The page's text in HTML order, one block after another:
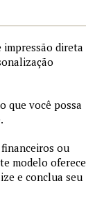
direta
que você possa
ou
modelo oferece
e conclua seu